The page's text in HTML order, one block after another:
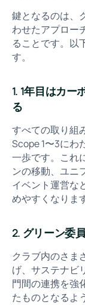
鍵となるのは、
わせたアプロー
ることです。以
す。
1. 1年目はカ
る
すべての取り組
Scope 1〜3にわ
一歩です。これ
ンの移動、ユニ
イベント運営な
めやすくなります
2. グリーン委
クラブ内のさま
げ、サステナビ
門間の連携を強
たものとなるよ